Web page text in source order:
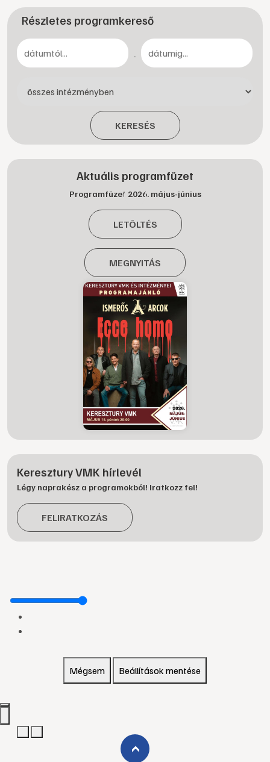
Részletes programkereső
-
KERESÉS
Aktuális programfüzet
Programfüzet 2026. május-június
LETÖLTÉS
MEGNYITÁS
Keresztury VMK hírlevél
Légy naprakész a programokból! Iratkozz fel!
FELIRATKOZÁS
Mégsem Beállítások mentése
›